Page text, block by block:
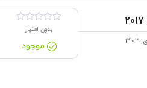
بدون امتیاز
موجود